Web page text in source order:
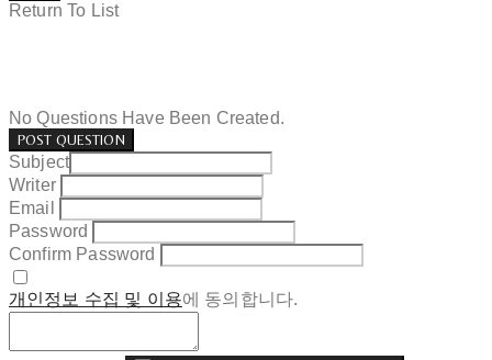
Return To List
No Questions Have Been Created.
POST QUESTION
Subject
Writer
Email
Password
Confirm Password
개인정보 수집 및 이용에 동의합니다.